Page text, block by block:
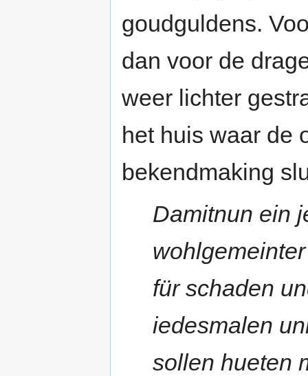
goudguldens.
dan voor de
weer lichter
het huis waar de
bekendmaking
Damitnun ein
für schaden
iedesmalen
sollen hueten